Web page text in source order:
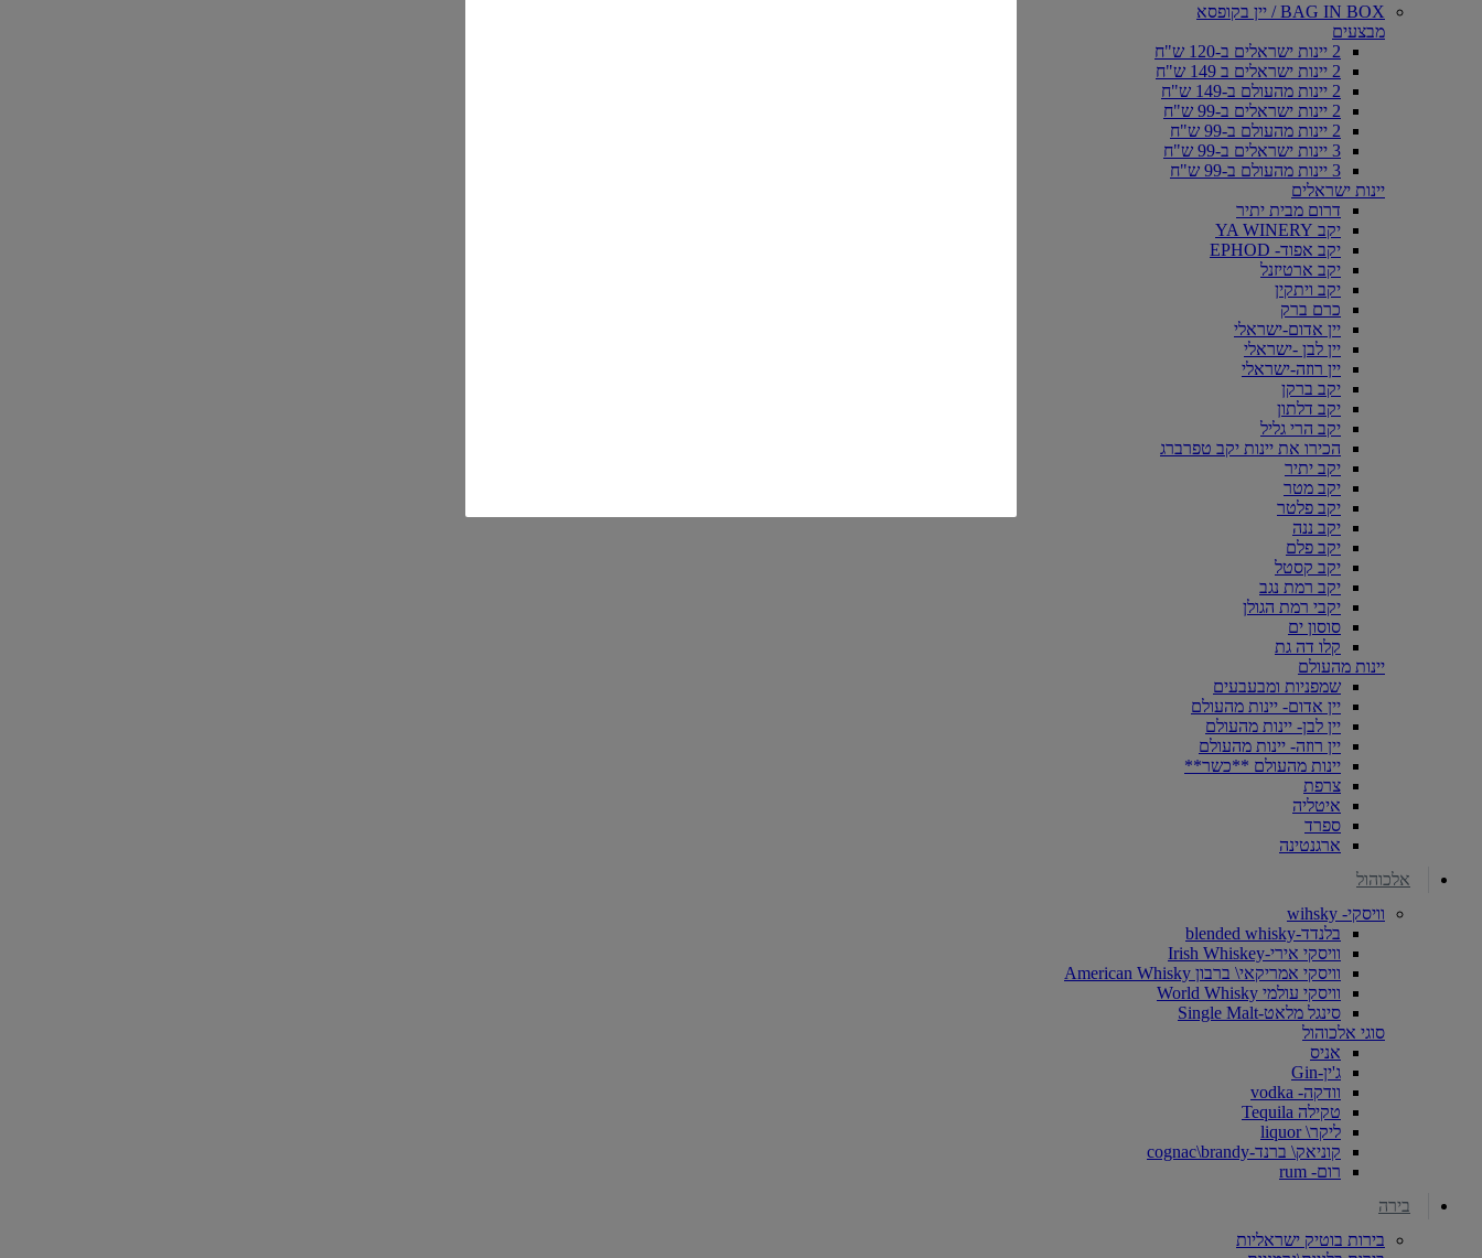
BAG IN BOX / יין בקופסא
מבצעים
2 יינות ישראלים ב-120 ש"ח
2 יינות ישראלים ב 149 ש"ח
2 יינות מהעולם ב-149 ש"ח
2 יינות ישראלים ב-99 ש"ח
2 יינות מהעולם ב-99 ש"ח
3 יינות ישראלים ב-99 ש"ח
3 יינות מהעולם ב-99 ש"ח
יינות ישראלים
דרום מבית יתיר
יקב YA WINERY
יקב אפוד- EPHOD
יקב ארטיזנל
יקב ויתקין
כרם ברק
יין אדום-ישראלי
יין לבן -ישראלי
יין רוזה-ישראלי
יקב ברקן
יקב דלתון
יקב הרי גליל
הכירו את יינות יקב טפרברג
יקב יתיר
יקב מטר
יקב פלטר
יקב ננה
יקב פלם
יקב קסטל
יקב רמת נגב
יקבי רמת הגולן
סוסון ים
קלו דה גת
יינות מהעולם
שמפניות ומבעבעים
יין אדום- יינות מהעולם
יין לבן- יינות מהעולם
יין רוזה- יינות מהעולם
יינות מהעולם **כשר**
צרפת
איטליה
ספרד
ארגנטינה
אלכוהול
וויסקי- wihsky
בלנדד-blended whisky
וויסקי אירי-Irish Whiskey
וויסקי אמריקאי\ ברבון American Whisky
וויסקי עולמי World Whisky
סינגל מלאט-Single Malt
סוגי אלכוהול
אניס
ג'ין-Gin
וודקה- vodka
טקילה Tequila
ליקר\ liquor
קוניאק\ ברנד-cognac\brandy
רום- rum
בירה
בירות בוטיק ישראליות